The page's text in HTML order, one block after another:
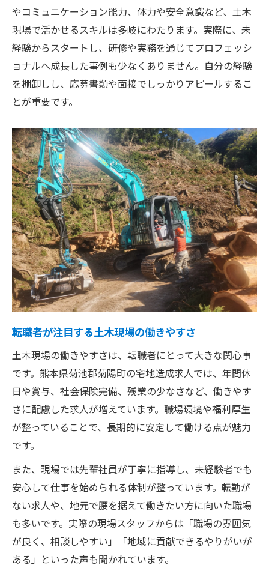
やコミュニケーション能力、体力や安全意識など、土木
現場で活かせるスキルは多岐にわたります。実際に、未
経験からスタートし、研修や実務を通じてプロフェッシ
ョナルへ成長した事例も少なくありません。自分の経験
を棚卸しし、応募書類や面接でしっかりアピールするこ
とが重要です。
転職者が注目する土木現場の働きやすさ
土木現場の働きやすさは、転職者にとって大きな関心事
です。熊本県菊池郡菊陽町の宅地造成求人では、年間休
日や賞与、社会保険完備、残業の少なさなど、働きやす
さに配慮した求人が増えています。職場環境や福利厚生
が整っていることで、長期的に安定して働ける点が魅力
です。
また、現場では先輩社員が丁寧に指導し、未経験者でも
安心して仕事を始められる体制が整っています。転勤が
ない求人や、地元で腰を据えて働きたい方に向いた職場
も多いです。実際の現場スタッフからは「職場の雰囲気
が良く、相談しやすい」「地域に貢献できるやりがいが
ある」といった声も聞かれています。